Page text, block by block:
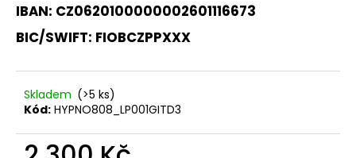
IBAN: CZ0620100000002601116673
BIC/SWIFT: FIOBCZPPXXX
Skladem (>5 ks)
Kód: HYPNO808_LP001GITD3